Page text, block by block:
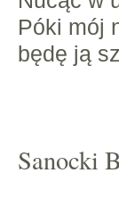
Póki mój
będę ją
Sanocki